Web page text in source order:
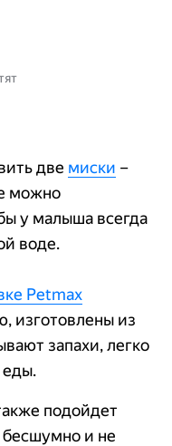
две миски –
можно
у малыша всегда
воде.
Petmax
изготовлены из
запахи, легко
еды.
подойдет
бесшумно и не